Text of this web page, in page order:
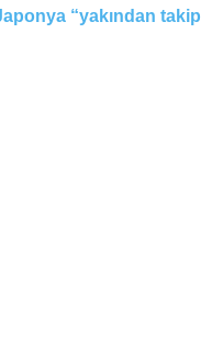
“yakından takip